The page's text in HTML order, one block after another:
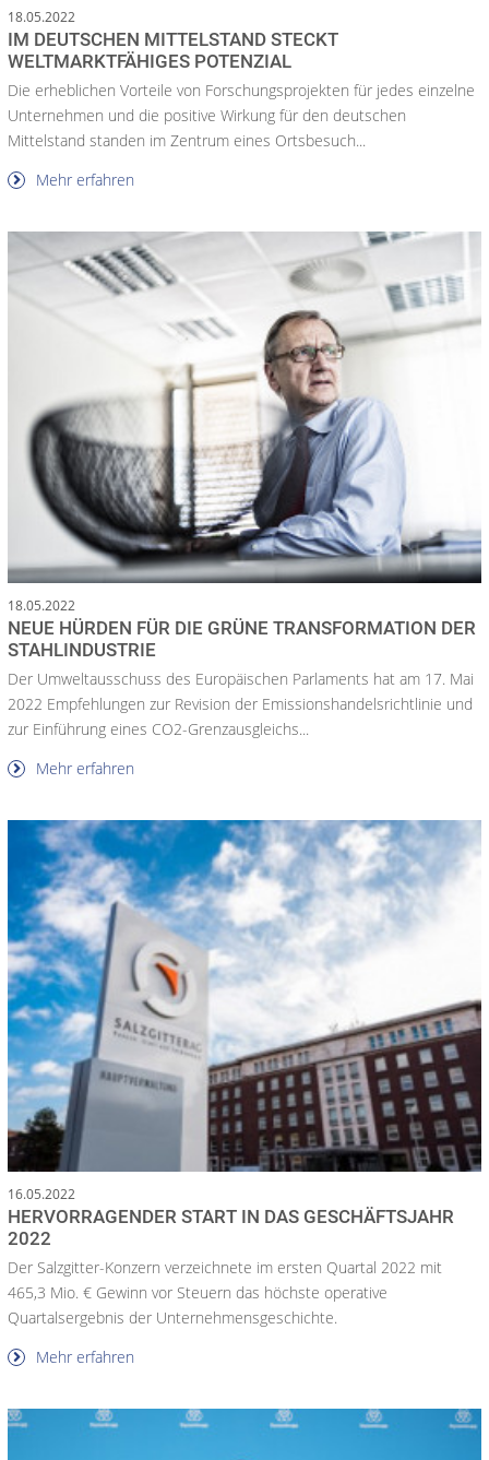
18.05.2022
IM DEUTSCHEN MITTELSTAND STECKT
WELTMARKTFÄHIGES POTENZIAL
Die erheblichen Vorteile von Forschungsprojekten für jedes einzelne
Unternehmen und die positive Wirkung für den deutschen
Mittelstand standen im Zentrum eines Ortsbesuch...
Mehr erfahren
18.05.2022
NEUE HÜRDEN FÜR DIE GRÜNE TRANSFORMATION DER
STAHLINDUSTRIE
Der Umweltausschuss des Europäischen Parlaments hat am 17. Mai
2022 Empfehlungen zur Revision der Emissionshandelsrichtlinie und
zur Einführung eines CO2-Grenzausgleichs...
Mehr erfahren
16.05.2022
HERVORRAGENDER START IN DAS GESCHÄFTSJAHR
2022
Der Salzgitter-Konzern verzeichnete im ersten Quartal 2022 mit
465,3 Mio. € Gewinn vor Steuern das höchste operative
Quartalsergebnis der Unternehmensgeschichte.
Mehr erfahren